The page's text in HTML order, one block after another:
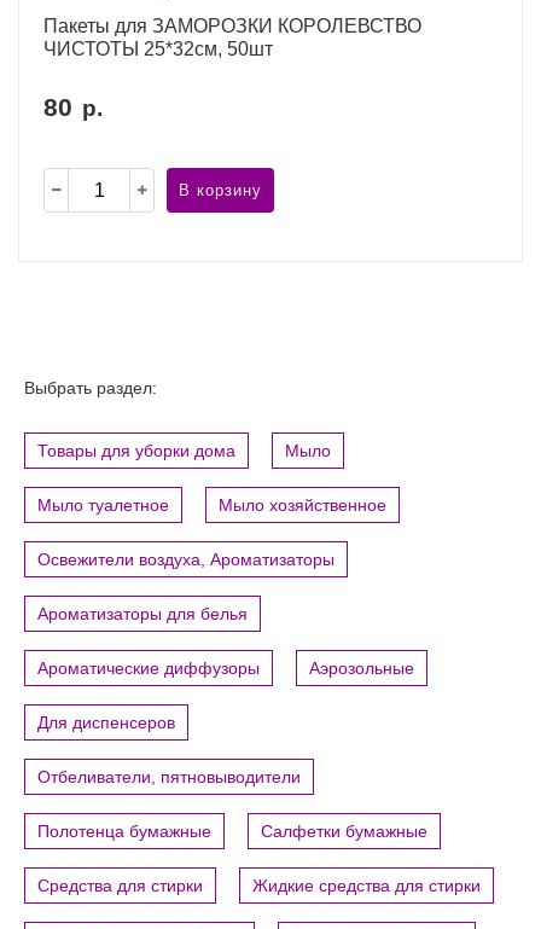
Пакеты для ЗАМОРОЗКИ КОРОЛЕВСТВО
ЧИСТОТЫ 25*32см, 50шт
80 р.
В корзину
Выбрать раздел:
Товары для уборки дома Мыло
Мыло туалетное Мыло хозяйственное
Освежители воздуха, Ароматизаторы
Ароматизаторы для белья
Ароматические диффузоры Аэрозольные
Для диспенсеров
Отбеливатели, пятновыводители
Полотенца бумажные Салфетки бумажные
Средства для стирки Жидкие средства для стирки